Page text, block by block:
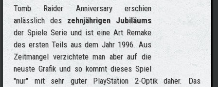
Tomb Raider Anniversary erschien
anlässlich des zehnjährigen Jubiläums
der Spiele Serie und ist eine Art Remake
des ersten Teils aus dem Jahr 1996. Aus
Zeitmangel verzichtete man aber auf die
neuste Grafik und so kommt dieses Spiel
"nur" mit sehr guter PlayStation 2-Optik daher. Das